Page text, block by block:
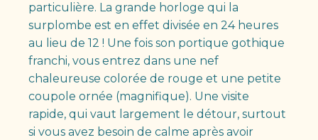
particulière. La grande horloge qui la
surplombe est en effet divisée en 24 heures
au lieu de 12 ! Une fois son portique gothique
franchi, vous entrez dans une nef
chaleureuse colorée de rouge et une petite
coupole ornée (magnifique). Une visite
rapide, qui vaut largement le détour, surtout
si vous avez besoin de calme après avoir